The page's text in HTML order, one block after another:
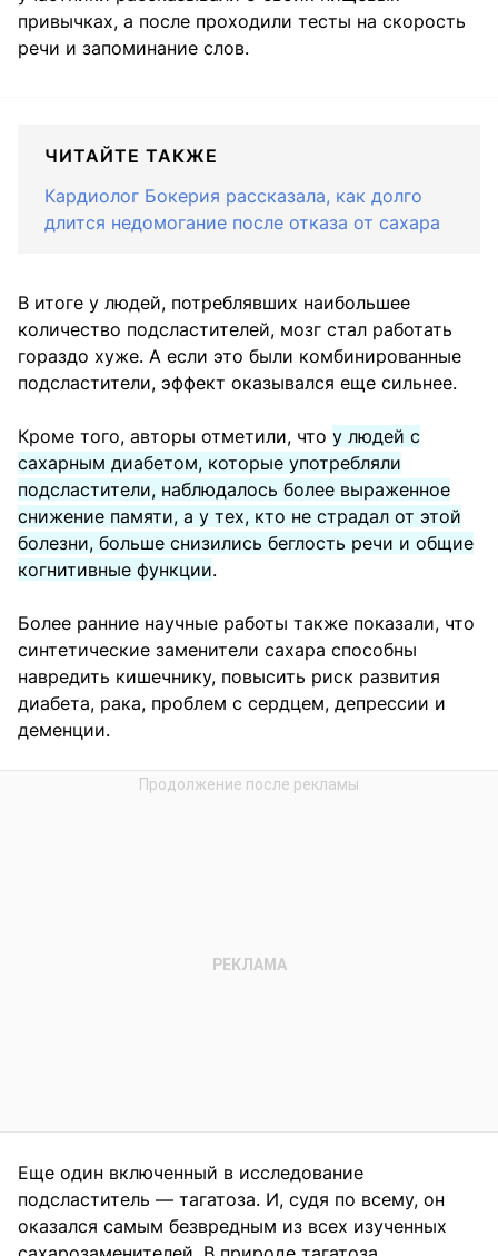
привычках, а после проходили тесты на скорость
речи и запоминание слов.
ЧИТАЙТЕ ТАКЖЕ
Кардиолог Бокерия рассказала, как долго
длится недомогание после отказа от сахара
В итоге у людей, потреблявших наибольшее
количество подсластителей, мозг стал работать
гораздо хуже. А если это были комбинированные
подсластители, эффект оказывался еще сильнее.
Кроме того, авторы отметили, что у людей с
сахарным диабетом, которые употребляли
подсластители, наблюдалось более выраженное
снижение памяти, а у тех, кто не страдал от этой
болезни, больше снизились беглость речи и общие
когнитивные функции.
Более ранние научные работы также показали, что
синтетические заменители сахара способны
навредить кишечнику, повысить риск развития
диабета, рака, проблем с сердцем, депрессии и
деменции.
Еще один включенный в исследование
подсластитель — тагатоза. И, судя по всему, он
оказался самым безвредным из всех изученных